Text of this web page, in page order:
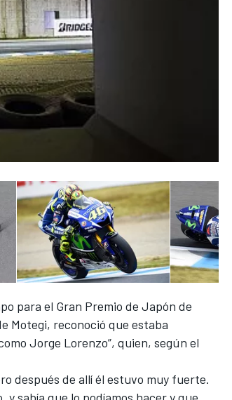
para el Gran Premio de Japón de
Motegi, reconoció que estaba
Jorge Lorenzo”, quien, según el
después de allí él estuvo muy fuerte.